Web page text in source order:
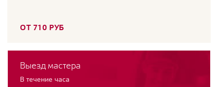
ОТ 710 РУБ
Выезд мастера
В течение часа